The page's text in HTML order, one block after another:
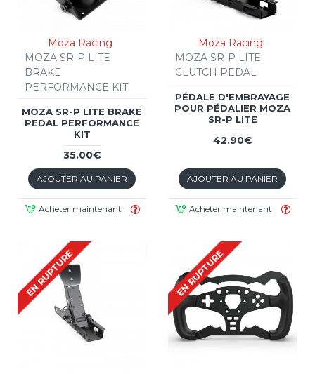
Moza Racing
MOZA SR-P LITE
BRAKE
PERFORMANCE KIT
MOZA SR-P LITE BRAKE
PEDAL PERFORMANCE
KIT
35.00€
AJOUTER AU PANIER
Acheter maintenant
Moza Racing
MOZA SR-P LITE
CLUTCH PEDAL
PÉDALE D'EMBRAYAGE
POUR PÉDALIER MOZA
SR-P LITE
42.90€
AJOUTER AU PANIER
Acheter maintenant
EN RUPTURE EN RUPTURE